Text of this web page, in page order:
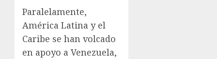
Paralelamente,
América Latina y el
Caribe se han volcado
en apoyo a Venezuela,